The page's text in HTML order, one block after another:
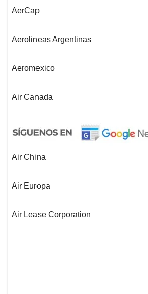
AerCap
Aerolineas Argentinas
Aeromexico
Air Canada
Air China
Air Europa
Air Lease Corporation